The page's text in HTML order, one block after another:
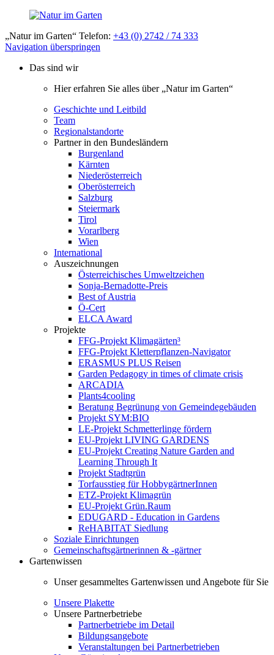
„Natur im Garten“ Telefon: +43 (0) 2742 / 74 333
Navigation überspringen
Das sind wir
Hier erfahren Sie alles über „Natur im Garten“
Geschichte und Leitbild
Team
Regionalstandorte
Partner in den Bundesländern
Burgenland
Kärnten
Niederösterreich
Oberösterreich
Salzburg
Steiermark
Tirol
Vorarlberg
Wien
International
Auszeichnungen
Österreichisches Umweltzeichen
Sonja-Bernadotte-Preis
Best of Austria
Ö-Cert
ELCA Award
Projekte
FFG-Projekt Klimagärten³
FFG-Projekt Kletterpflanzen-Navigator
ERASMUS PLUS Reisen
Garden Pedagogy in times of climate crisis
ARCADIA
Plants4cooling
Beratung Begrünung von Gemeindegebäuden
Projekt SYM:BIO
LE-Projekt Schmetterlinge fördern
EU-Projekt LIVING GARDENS
EU-Projekt Creating Nature Garden and
Learning Through It
Projekt Stadtgrün
Torfausstieg für HobbygärtnerInnen
ETZ-Projekt Klimagrün
EU-Projekt Grün.Raum
EDUGARD - Education in Gardens
ReHABITAT Siedlung
Soziale Einrichtungen
Gemeinschaftsgärtnerinnen & -gärtner
Gartenwissen
Unser gesammeltes Gartenwissen und Angebote für Sie
Unsere Plakette
Unsere Partnerbetriebe
Partnerbetriebe im Detail
Bildungsangebote
Veranstaltungen bei Partnerbetrieben